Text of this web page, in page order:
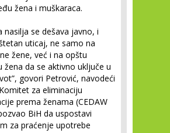
žena i muškaraca.
nasilja se dešava javno, i
uticaj, ne samo na
žene, već i na opštu
žena da se aktivno uključe u
govori Petrović, navodeći
za eliminaciju
prema ženama (CEDAW
BiH da uspostavi
za praćenje upotrebe